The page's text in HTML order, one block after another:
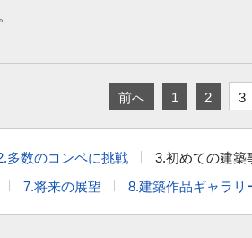
前へ 1 2 3
多数のコンペに挑戦
3.初めての建築
7.将来の展望 8.建築作品ギャラリ